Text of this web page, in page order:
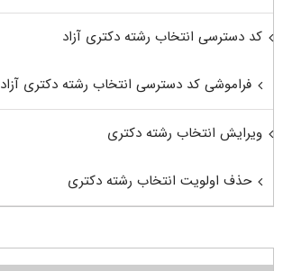
کد دسترسی انتخاب رشته دکتری آزاد
فراموشی کد دسترسی انتخاب رشته دکتری آزاد
ویرایش انتخاب رشته دکتری
حذف اولویت انتخاب رشته دکتری